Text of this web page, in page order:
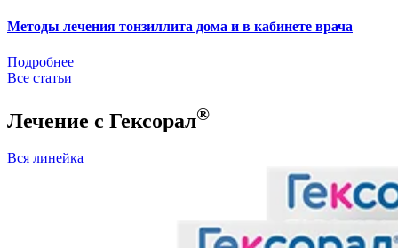
Методы лечения тонзиллита дома и в кабинете врача
Подробнее
Все статьи
Лечение с Гексорал®
Вся линейка